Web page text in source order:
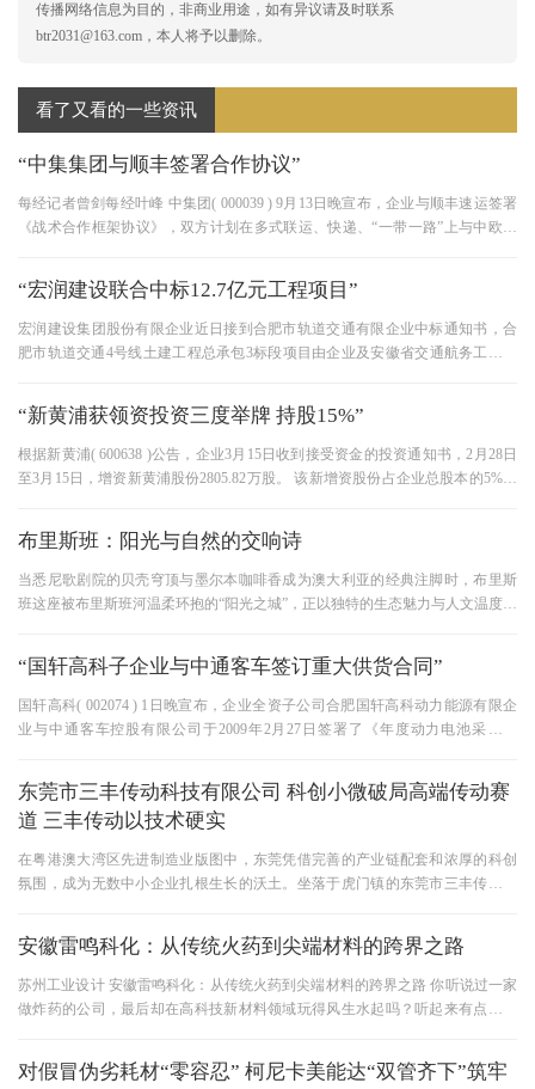
传播网络信息为目的，非商业用途，如有异议请及时联系
btr2031@163.com，本人将予以删除。
看了又看的一些资讯
“中集集团与顺丰签署合作协议”
每经记者曾剑每经叶峰 中集团( 000039 ) 9月13日晚宣布，企业与顺丰速运签署
《战术合作框架协议》，双方计划在多式联运、快递、“一带一路”上与中欧班
“宏润建设联合中标12.7亿元工程项目”
宏润建设集团股份有限企业近日接到合肥市轨道交通有限企业中标通知书，合
肥市轨道交通4号线土建工程总承包3标段项目由企业及安徽省交通航务工程有
“新黄浦获领资投资三度举牌 持股15%”
根据新黄浦( 600638 )公告，企业3月15日收到接受资金的投资通知书，2月28日
至3月15日，增资新黄浦股份2805.82万股。 该新增资股份占企业总股本的5%，
布里斯班：阳光与自然的交响诗
当悉尼歌剧院的贝壳穹顶与墨尔本咖啡香成为澳大利亚的经典注脚时，布里斯
班这座被布里斯班河温柔环抱的“阳光之城”，正以独特的生态魅力与人文温度，
“国轩高科子企业与中通客车签订重大供货合同”
国轩高科( 002074 ) 1日晚宣布，企业全资子公司合肥国轩高科动力能源有限企
业与中通客车控股有限公司于2009年2月27日签署了《年度动力电池采购合
东莞市三丰传动科技有限公司 科创小微破局高端传动赛
道 三丰传动以技术硬实
在粤港澳大湾区先进制造业版图中，东莞凭借完善的产业链配套和浓厚的科创
氛围，成为无数中小企业扎根生长的沃土。坐落于虎门镇的东莞市三丰传动科
安徽雷鸣科化：从传统火药到尖端材料的跨界之路
苏州工业设计 安徽雷鸣科化：从传统火药到尖端材料的跨界之路 你听说过一家
做炸药的公司，最后却在高科技新材料领域玩得风生水起吗？听起来有点不可
对假冒伪劣耗材“零容忍” 柯尼卡美能达“双管齐下”筑牢